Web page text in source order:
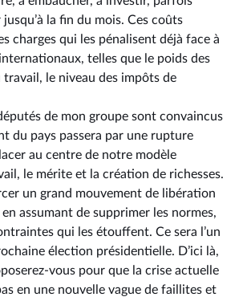
la fin du mois. Ces coûts
charges qui les pénalisent déjà face à
telles que le poids des
le niveau des impôts de
de mon groupe sont convaincus
du pays passera par une rupture
au centre de notre modèle
le mérite et la création de richesses.
un grand mouvement de libération
assumant de supprimer les normes,
qui les étouffent. Ce sera l’un
élection présidentielle. D’ici là,
vous pour que la crise actuelle
en une nouvelle vague de faillites et